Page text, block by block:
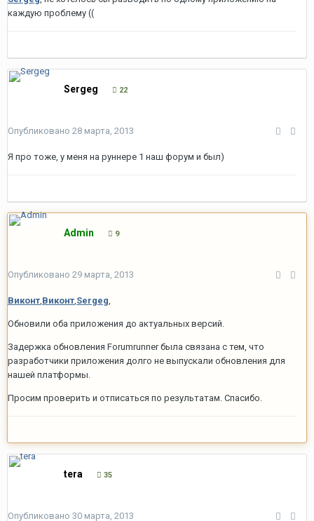
каждую проблему ((
Sergeg 22
Опубликовано 28 марта, 2013
Я про тоже, у меня на руннере 1 наш форум и был)
Admin 9
Опубликовано 29 марта, 2013
Виконт,Виконт,Sergeg,
Обновили оба приложения до актуальных версий.
Задержка обновления Forumrunner была связана с тем, что
разработчики приложения долго не выпускали обновления для
нашей платформы.
Просим проверить и отписаться по результатам. Спасибо.
tera 35
Опубликовано 30 марта, 2013